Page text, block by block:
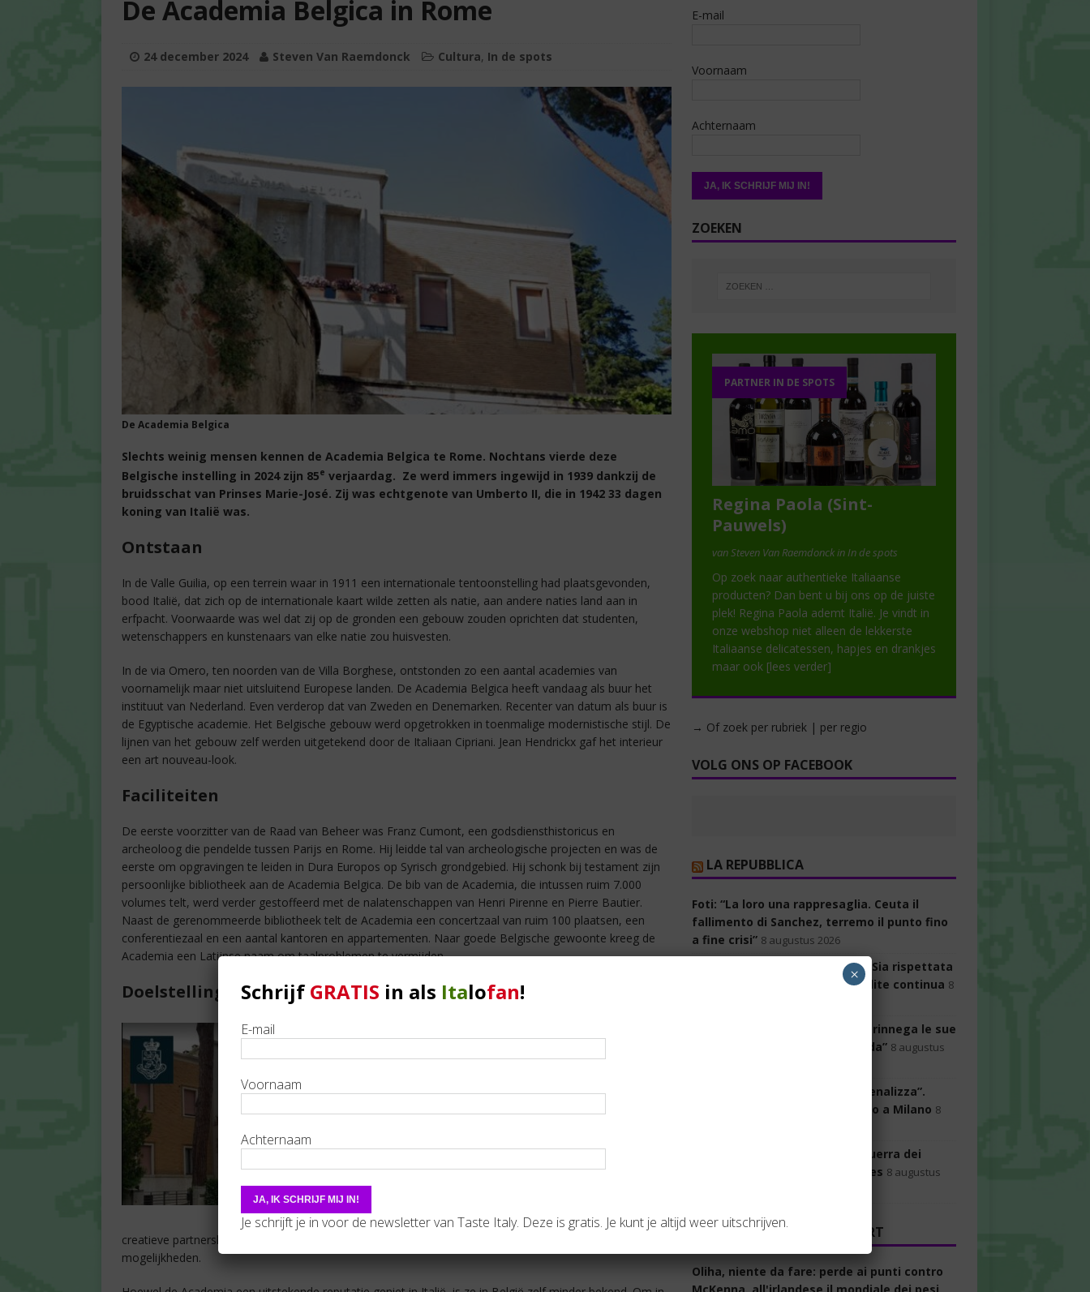
De Academia Belgica in Rome
24 december 2024 Steven Van Raemdonck Cultura, In de spots
De Academia Belgica
Slechts weinig mensen kennen de Academia Belgica te Rome. Nochtans vierde deze
Belgische instelling in 2024 zijn 85e verjaardag. Ze werd immers ingewijd in 1939 dankzij de
bruidsschat van Prinses Marie-José. Zij was echtgenote van Umberto II, die in 1942 33 dagen
koning van Italië was.
Ontstaan
In de Valle Guilia, op een terrein waar in 1911 een internationale tentoonstelling had plaatsgevonden,
bood Italië, dat zich op de internationale kaart wilde zetten als natie, aan andere naties land aan in
erfpacht. Voorwaarde was wel dat zij op de gronden een gebouw zouden oprichten dat studenten,
wetenschappers en kunstenaars van elke natie zou huisvesten.
In de via Omero, ten noorden van de Villa Borghese, ontstonden zo een aantal academies van
voornamelijk maar niet uitsluitend Europese landen. De Academia Belgica heeft vandaag als buur het
instituut van Nederland. Even verderop dat van Zweden en Denemarken. Recenter van datum als buur is
de Egyptische academie. Het Belgische gebouw werd opgetrokken in toenmalige modernistische stijl. De
lijnen van het gebouw zelf werden uitgetekend door de Italiaan Cipriani. Jean Hendrickx gaf het interieur
een art nouveau-look.
Faciliteiten
De eerste voorzitter van de Raad van Beheer was Franz Cumont, een godsdiensthistoricus en
archeoloog die pendelde tussen Parijs en Rome. Hij leidde tal van archeologische projecten en was de
eerste om opgravingen te leiden in Dura Europos op Syrisch grondgebied. Hij schonk bij testament zijn
persoonlijke bibliotheek aan de Academia Belgica. De bib van de Academia, die intussen ruim 7.000
volumes telt, werd verder gestoffeerd met de nalatenschappen van Henri Pirenne en Pierre Bautier.
Naast de gerenommeerde bibliotheek telt de Academia een concertzaal van ruim 100 plaatsen, een
conferentiezaal en een aantal kantoren en appartementen. Naar goede Belgische gewoonte kreeg de
Academia een Latijnse naam om taalproblemen te vermijden
Doelstelling
artistieke samenwerking tussen Italië en België.
personen voor zekere periode huisvest. Dat kunnen
auteurs, archeologen, kunstenaars, taalkundigen en
studenten op al deze terreinen.
budgettaire mogelijkheden wordt steeds gezocht naar
creatieve partnerships. Ook externe mecenassen die bepaalde projecten genegen zijn, behoren tot de
mogelijkheden.
E-mail
Voornaam
Achternaam
ZOEKEN
PARTNER IN DE SPOTS
Regina Paola (Sint-
Pauwels)
van Steven Van Raemdonck in In de spots
Op zoek naar authentieke Italiaanse
producten? Dan bent u bij ons op de juiste
plek! Regina Paola ademt Italië. Je vindt in
onze webshop niet alleen de lekkerste
Italiaanse delicatessen, hapjes en drankjes
maar ook [lees verder]
→ Of zoek per rubriek | per regio
VOLG ONS OP FACEBOOK
LA REPUBBLICA
Foti: “La loro una rappresaglia. Ceuta il
fallimento di Sanchez, terremo il punto fino
a fine crisi” 8 augustus 2026
Mattarella e la crisi migranti: “Sia rispettata
la loro dignità”. Roma-Madrid, lite continua 8
Romeo: “Lega senza futuro se rinnega le sue
origini. Una squadra per la guida” 8 augustus
Calderoli: “Il voto ad aprile ci penalizza”.
Vannacci lancia il suo candidato a Milano 8
Palazzo Chigi e Moncloa alla guerra dei
nervi. La mediazione di Bruxelles 8 augustus
LA GAZZETTA DELLO SPORT
Oliha, niente da fare: perde ai punti contro
Schrijf GRATIS in als Italofan!
E-mail
Voornaam
Achternaam
Je schrijft je in voor de newsletter van Taste Italy. Deze is gratis. Je kunt je altijd weer uitschrijven.
×